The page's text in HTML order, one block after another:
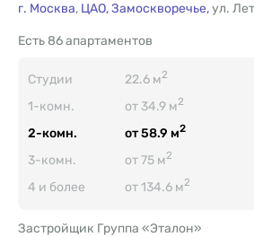
г. Москва, ЦАО,Замоскворечье,ул.
86 апартаментов
Есть
Студии 22.6 м2
1-комн.
от 34.9 м2
2-комн.
от 58.9 м2
3-комн.
от 75 м2
4 и более
от 134.6 м2
Застройщик Группа «Эталон»